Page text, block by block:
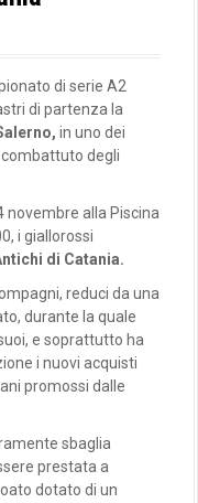
di serie A2
di partenza la
in uno dei
degli
novembre alla Piscina
i giallorossi
di Catania.
reduci da una
durante la quale
e soprattutto ha
i nuovi acquisti
promossi dalle
sbaglia
prestata a
dotato di un